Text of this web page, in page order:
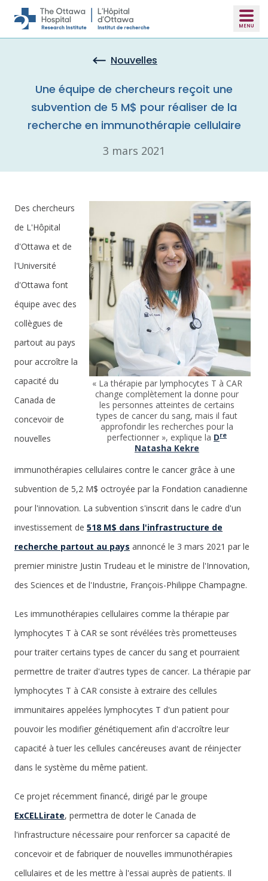
Skip to main content
Nouvelles
Une équipe de chercheurs reçoit une
subvention de 5 M$ pour réaliser de la
recherche en immunothérapie cellulaire
3 mars 2021
« La thérapie par lymphocytes T à CAR
change complètement la donne pour
les personnes atteintes de certains
types de cancer du sang, mais il faut
approfondir les recherches pour la
perfectionner », explique la Dre
Natasha Kekre
Des chercheurs
de L'Hôpital
d'Ottawa et de
l'Université
d'Ottawa font
équipe avec des
collègues de
partout au pays
pour accroître la
capacité du
Canada de
concevoir de
nouvelles
immunothérapies cellulaires contre le cancer grâce à une
subvention de 5,2 M$ octroyée par la Fondation canadienne
pour l'innovation. La subvention s'inscrit dans le cadre d'un
investissement de 518 M$ dans l'infrastructure de
recherche partout au pays annoncé le 3 mars 2021 par le
premier ministre Justin Trudeau et le ministre de l'Innovation,
des Sciences et de l'Industrie, François-Philippe Champagne.
Les immunothérapies cellulaires comme la thérapie par
lymphocytes T à CAR se sont révélées très prometteuses
pour traiter certains types de cancer du sang et pourraient
permettre de traiter d'autres types de cancer. La thérapie par
lymphocytes T à CAR consiste à extraire des cellules
immunitaires appelées lymphocytes T d'un patient pour
pouvoir les modifier génétiquement afin d'accroître leur
capacité à tuer les cellules cancéreuses avant de réinjecter
dans le système du même patient.
Ce projet récemment financé, dirigé par le groupe
ExCELLirate, permettra de doter le Canada de
l'infrastructure nécessaire pour renforcer sa capacité de
concevoir et de fabriquer de nouvelles immunothérapies
cellulaires et de les mettre à l'essai auprès de patients. Il